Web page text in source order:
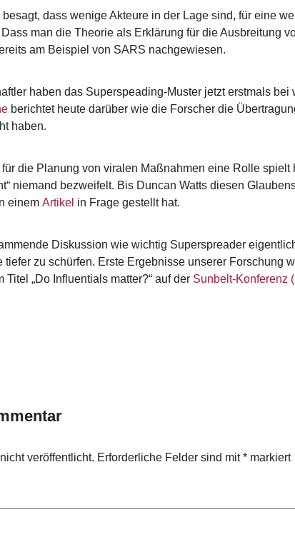
dass wenige Akteure in der Lage sind, für eine
man die Theorie als Erklärung für die Ausbreitung
am Beispiel von SARS nachgewiesen.
haben das Superspeading-Muster jetzt erstmals bei
berichtet heute darüber wie die Forscher die
haben.
die Planung von viralen Maßnahmen eine Rolle spielt
niemand bezweifelt. Bis Duncan Watts diesen
einem Artikel in Frage gestellt hat.
Diskussion wie wichtig Superspreader
zu schürfen. Erste Ergebnisse unserer Forschung
Titel „Do Influentials matter?“ auf der Sunbelt-Konferenz
veröffentlicht. Erforderliche Felder sind mit* markiert